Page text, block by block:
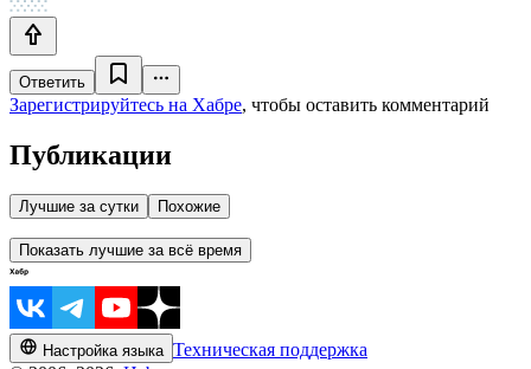
Ответить
Зарегистрируйтесь на Хабре, чтобы оставить комментарий
Публикации
Лучшие за сутки Похожие
Показать лучшие за всё время
Настройка языка Техническая поддержка